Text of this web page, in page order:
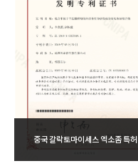
중국 갈락토마이세스 엑소좀 특허